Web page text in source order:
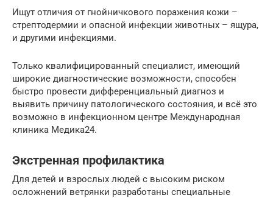
Ищут отличия от гнойничкового поражения кожи –
стрептодермии и опасной инфекции животных – ящура,
и другими инфекциями.
Только квалифицированный специалист, имеющий
широкие диагностические возможности, способен
быстро провести дифференциальный диагноз и
выявить причину патологического состояния, и всё это
возможно в инфекционном центре Международная
клиника Медика24.
Экстренная профилактика
Для детей и взрослых людей с высоким риском
осложнений ветрянки разработаны специальные